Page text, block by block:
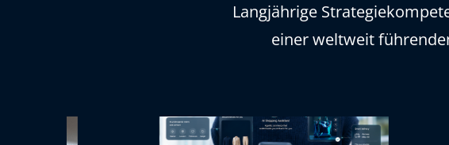
Langjährige
einer weltweit